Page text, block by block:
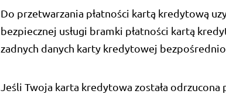
Do przetwarzania płatności kartą kredytową
bezpiecznej usługi bramki płatności kartą
zadnych danych karty kredytowej
Jeśli Twoja karta kredytowa została odrzucona